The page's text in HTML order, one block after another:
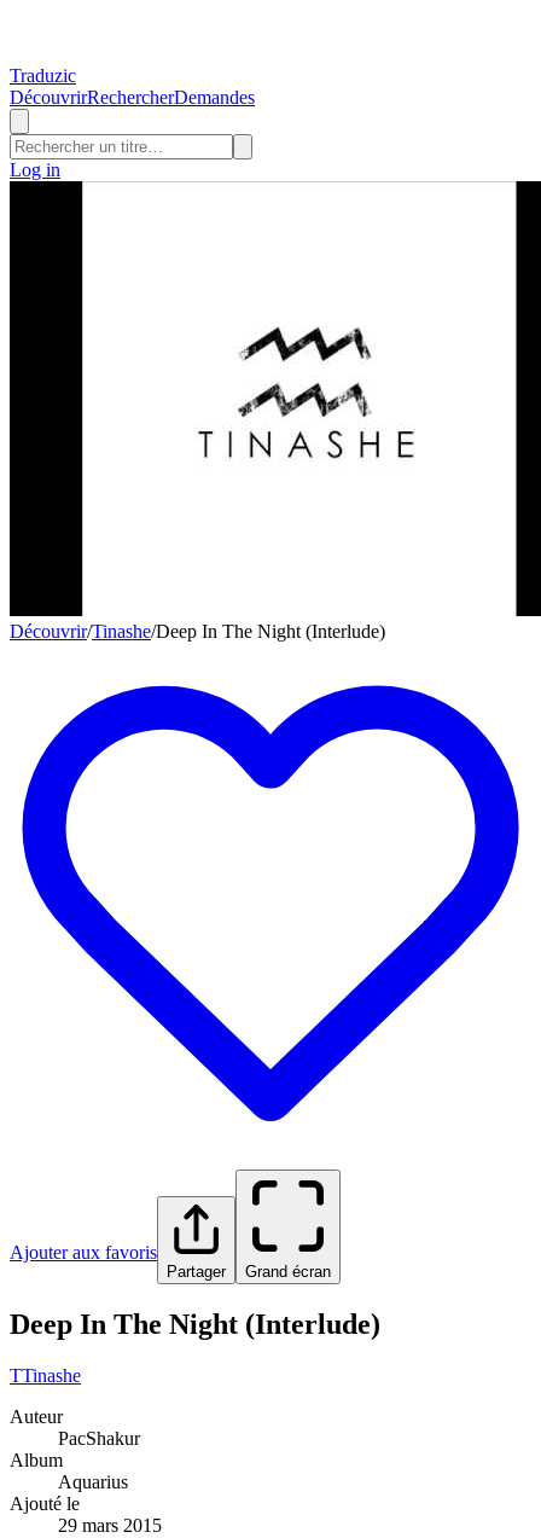
Traduzic
DécouvrirRechercherDemandes
Log in
Découvrir/Tinashe/Deep In The Night (Interlude)
Ajouter aux favoris
Partager Grand écran
Deep In The Night (Interlude)
TTinashe
Auteur
PacShakur
Album
Aquarius
Ajouté le
29 mars 2015